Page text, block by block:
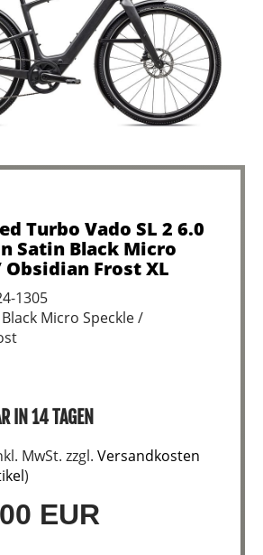
Turbo Vado SL 2 6.0
Satin Black Micro
Obsidian Frost XL
1305
Micro Speckle /
IN 14 TAGEN
MwSt. zzgl. Versandkosten
)
EUR